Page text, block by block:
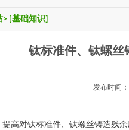
> [基础知识]
钛标准件、钛螺丝
发布时间
高对钛标准件、钛螺丝铸造残